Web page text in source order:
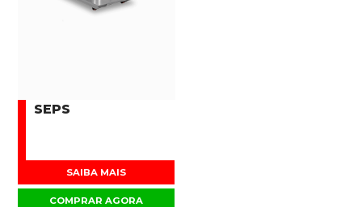
SEPS
SAIBA MAIS
COMPRAR AGORA